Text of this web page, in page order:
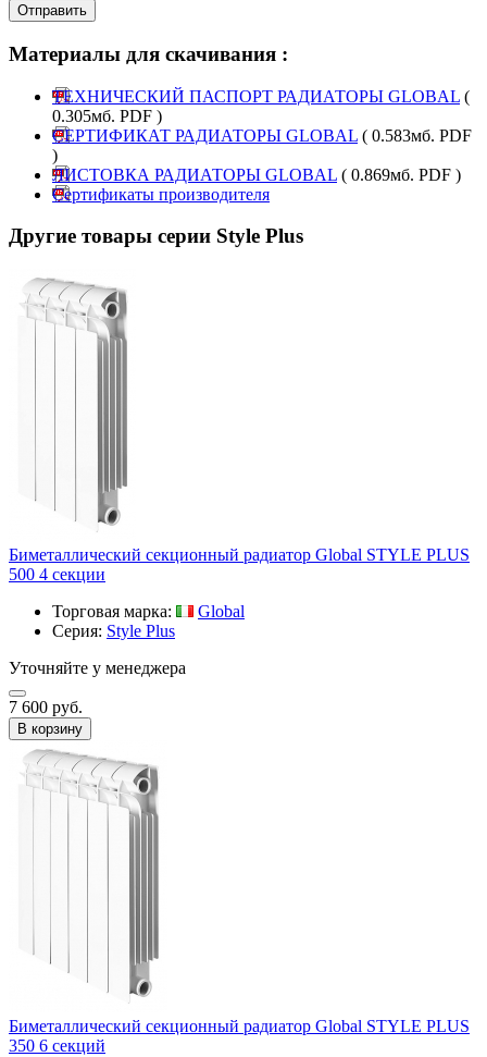
Отправить
Материалы для скачивания :
ТЕХНИЧЕСКИЙ ПАСПОРТ РАДИАТОРЫ GLOBAL (
0.305мб. PDF )
СЕРТИФИКАТ РАДИАТОРЫ GLOBAL ( 0.583мб. PDF
)
ЛИСТОВКА РАДИАТОРЫ GLOBAL ( 0.869мб. PDF )
Сертификаты производителя
Другие товары серии Style Plus
Биметаллический секционный радиатор Global STYLE PLUS
500 4 секции
Торговая марка:
Global
Серия: Style Plus
Уточняйте у менеджера
7 600 руб.
В корзину
Биметаллический секционный радиатор Global STYLE PLUS
350 6 секций